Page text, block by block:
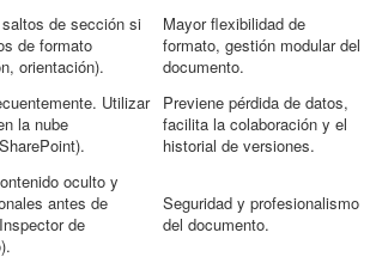
de sección si
de formato
orientación).
Mayor flexibilidad de
formato, gestión modular del
documento.
Utilizar
la nube
Previene pérdida de datos,
facilita la colaboración y el
historial de versiones.
oculto y
antes de
de
Seguridad y profesionalismo
del documento.